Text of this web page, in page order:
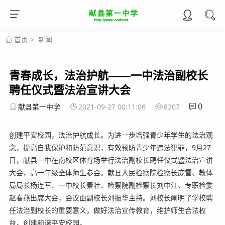
首页 > 新闻
青春成长，法治护航——一中法治副校长
聘任仪式暨法治宣讲大会
献县第一中学 2021-09-27 00:11:06 8207 0
创建平安校园，法治护航成长。为进一步增强青少年学生的法治观
念，提高自我保护和防范意识，有效预防青少年违法犯罪，9月27
日，献县一中在南校区体育场举行法治副校长聘任仪式暨法治宣讲
大会，高一年级全体师生参会。献县人民检察院检察长庞雪、教体
局局长杨连军、一中校长秦壮、检察院副检察长刘中江、专职检委
赵春燕出席大会，会议由副校长刘振华主持。刘校长阐明了学校聘
任法治副校长的重要意义，做好法治宣传教育，维护师生合法权
益，创建和谐平安校园。